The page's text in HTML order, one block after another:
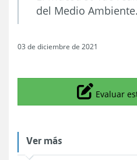
del Medio Ambiente.
03 de diciembre de 2021
Evaluar
Ver más